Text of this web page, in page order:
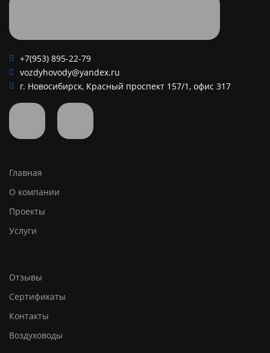
+7(953) 895-22-79
vozdyhovody@yandex.ru
г. Новосибирск, Красный проспект 157/1, офис 317
Главная
О компании
Проекты
Услуги
Отзывы
Сертификаты
Контакты
Воздуховоды